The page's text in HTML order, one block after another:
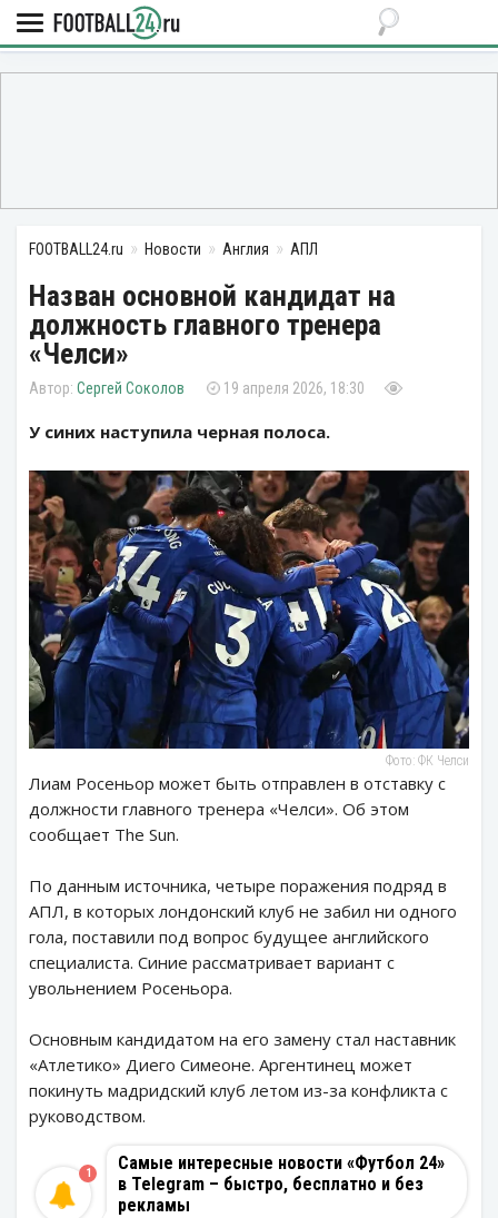
FOOTBALL24.ru Новости Англия АПЛ
Назван основной кандидат на
должность главного тренера
«Челси»
Сергей Соколов 19 апреля 2026, 18:30
У синих наступила черная полоса.
Фото: ФК Челси
Лиам Росеньор может быть отправлен в отставку с
должности главного тренера «Челси». Об этом
сообщает The Sun.
По данным источника, четыре поражения подряд в
АПЛ, в которых лондонский клуб не забил ни одного
гола, поставили под вопрос будущее английского
специалиста. Синие рассматривает вариант с
увольнением Росеньора.
Основным кандидатом на его замену стал наставник
«Атлетико» Диего Симеоне. Аргентинец может
покинуть мадридский клуб летом из-за конфликта с
руководством.
Самые интересные новости «Футбол 24»
в Telegram – быстро, бесплатно и без
рекламы
1